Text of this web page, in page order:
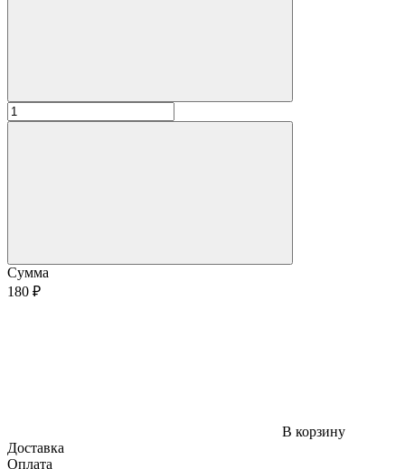
Сумма
180 ₽
В корзину
Доставка
Оплата